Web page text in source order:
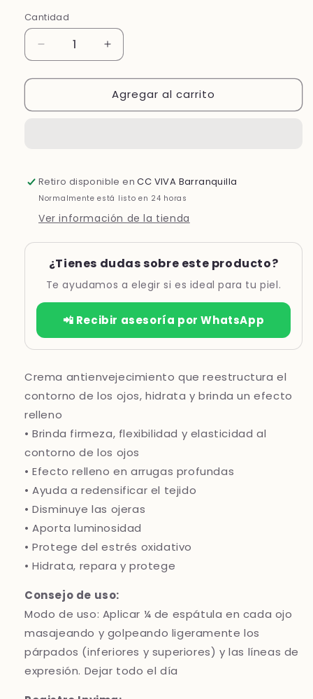
Cantidad
Cantidad
Reducir
cantidad
para
RE-
*15ML
Aumentar
cantidad
para
HORMETA
RE-
*15ML
Agregar al carrito
Retiro disponible enCC VIVA Barranquilla
Normalmente está listo en 24 horas
Ver información de la tienda
¿Tienes dudas sobre este producto?
Te ayudamos a elegir si es ideal para tu piel.
📲 Recibir asesoría por WhatsApp
Crema antienvejecimiento que reestructura el
contorno de los ojos, hidrata y brinda un efecto
relleno
• Brinda firmeza, flexibilidad y elasticidad al
contorno de los ojos
• Efecto relleno en arrugas profundas
• Ayuda a redensificar el tejido
• Disminuye las ojeras
• Aporta luminosidad
• Protege del estrés oxidativo
• Hidrata, repara y protege
Consejo de uso:
Modo de uso: Aplicar ¼ de espátula en cada ojo
masajeando y golpeando ligeramente los
párpados (inferiores y superiores) y las líneas de
expresión. Dejar todo el día